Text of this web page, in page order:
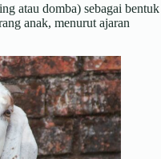
atau domba) sebagai bentuk
anak, menurut ajaran